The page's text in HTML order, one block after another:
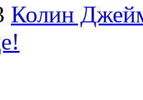
Колин